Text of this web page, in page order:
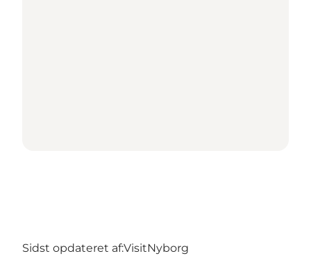
Sidst opdateret af:VisitNyborg